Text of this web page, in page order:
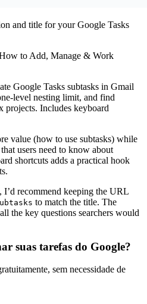
and title for your Google Tasks
to Add, Manage & Work
Google Tasks subtasks in Gmail
level nesting limit, and find
projects. Includes keyboard
value (how to use subtasks) while
users need to know about
shortcuts adds a practical hook
I’d recommend keeping the URL
to match the title. The
the key questions searchers would
suas tarefas do Google?
sem necessidade de